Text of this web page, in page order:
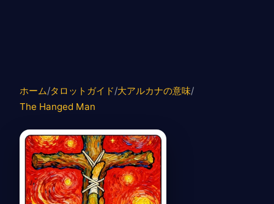
ホーム/タロットガイド/大アルカナの意味/
The Hanged Man